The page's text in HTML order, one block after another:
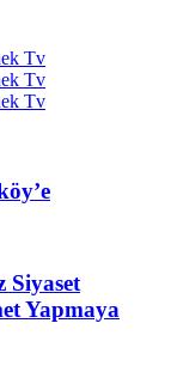
Tv
Tv
Tv
Siyaset
Yapmaya